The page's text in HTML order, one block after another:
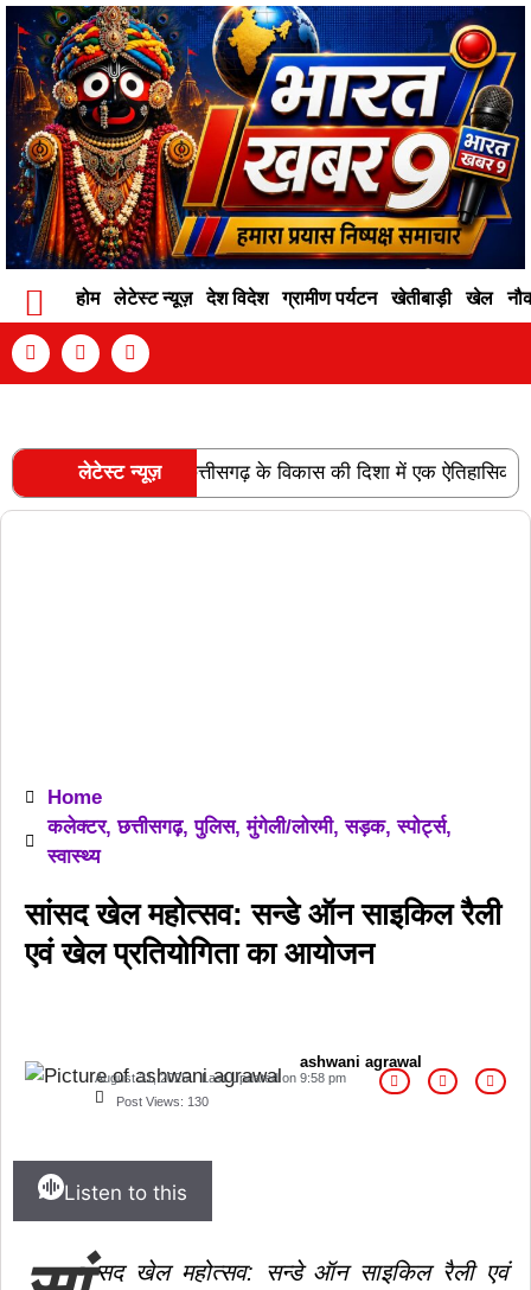
होम लेटेस्ट न्यूज़ देश विदेश ग्रामीण पर्यटन खेतीबाड़ी खेल
लेटेस्ट न्यूज़
की स्वीकृति छत्तीसगढ़ के विकास की दिशा में एक ऐतिहासिक
RECENT POSTS
Home
कलेक्टर,छत्तीसगढ़,पुलिस,मुंगेली/लोरमी,सड़क,स्पोर्ट्स,
स्वास्थ्य
सांसद खेल महोत्सव: सन्डे ऑन साइकिल रैली
एवं खेल प्रतियोगिता का आयोजन
ashwani agrawal
August 31, 2025 Last Updated on 9:58 pm
Post Views: 130
Listen to this
सद खेल महोत्सव: सन्डे ऑन साइकिल रैली एवं